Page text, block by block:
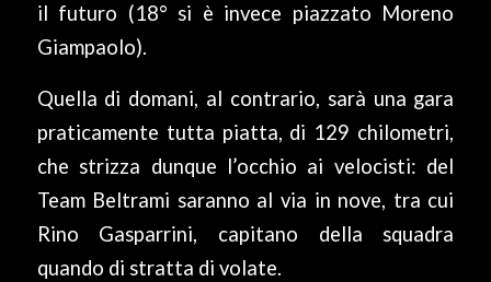
il futuro (18° si è invece piazzato Moreno
Giampaolo).
Quella di domani, al contrario, sarà una gara
praticamente tutta piatta, di 129 chilometri,
che strizza dunque l’occhio ai velocisti: del
Team Beltrami saranno al via in nove, tra cui
Rino Gasparrini, capitano della squadra
quando di stratta di volate.